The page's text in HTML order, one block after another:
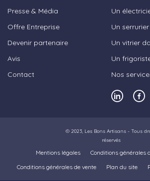
Presse & Média
Offre Entreprise
Devenir partenaire
Avis
Contact
Un
Un
Un vitrier
Un
Nos
© 2023, Les Bons Artisans - Tous
réservés
Mentions légales
Conditions générales
Conditions générales de vente
Plan du site